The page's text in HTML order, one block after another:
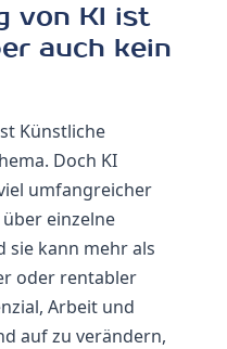
von KI ist
auch kein
Künstliche
Doch KI
umfangreicher
einzelne
sie kann mehr als
oder rentabler
Arbeit und
auf zu verändern,